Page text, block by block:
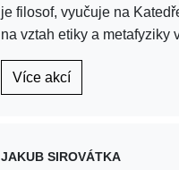
je filosof, vyučuje na
na vztah etiky a metafyziky
Více akcí
JAKUB SIROVÁTKA